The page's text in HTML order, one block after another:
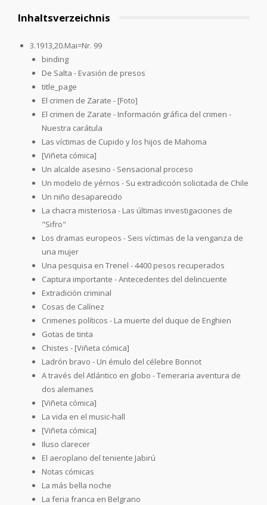
Inhaltsverzeichnis
3.1913,20.Mai=Nr. 99
binding
De Salta - Evasión de presos
title_page
El crimen de Zarate - [Foto]
El crimen de Zarate - Información gráfica del crimen -
Nuestra carátula
Las víctimas de Cupido y los hijos de Mahoma
[Viñeta cómica]
Un alcalde asesino - Sensacional proceso
Un modelo de yérnos - Su extradicción solicitada de Chile
Un niño desaparecido
La chacra misteriosa - Las últimas investigaciones de
"Sifro"
Los dramas europeos - Seis víctimas de la venganza de
una mujer
Una pesquisa en Trenel - 4400 pesos recuperados
Captura importante - Antecedentes del delincuente
Extradición criminal
Cosas de Calínez
Crimenes políticos - La muerte del duque de Enghien
Gotas de tinta
Chistes - [Viñeta cómica]
Ladrón bravo - Un émulo del célebre Bonnot
A través del Atlántico en globo - Temeraria aventura de
dos alemanes
[Viñeta cómica]
La vida en el music-hall
[Viñeta cómica]
Iluso clarecer
El aeroplano del teniente Jabirú
Notas cómicas
La más bella noche
La feria franca en Belgrano